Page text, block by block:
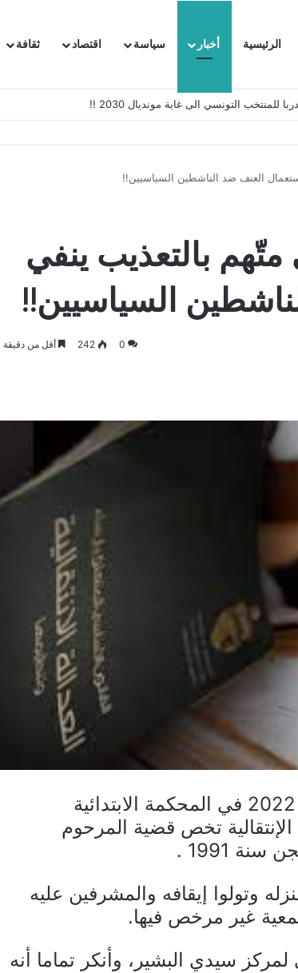
الرئيسية أخبار سياسة اقتصاد ثقافة
الفرنسية بتونس وتبلغها احتجاجا شديد اللهجة !!
استعمال العنف ضد الناشطين السياسيين!!
متّهم بالتعذيب ينفي
السياسيين!!
0
242 أقل من دقيقة
انطلقت صباح اليوم الاثنين 7 فيفري 2022 في المحكمة الابتدائية
تخص قضية المرحوم
1991 .
وتولوا إيقافه والمشرفين عليه
غير مرخص فيها.
سيدي البشير، وأنكر تماما أنه